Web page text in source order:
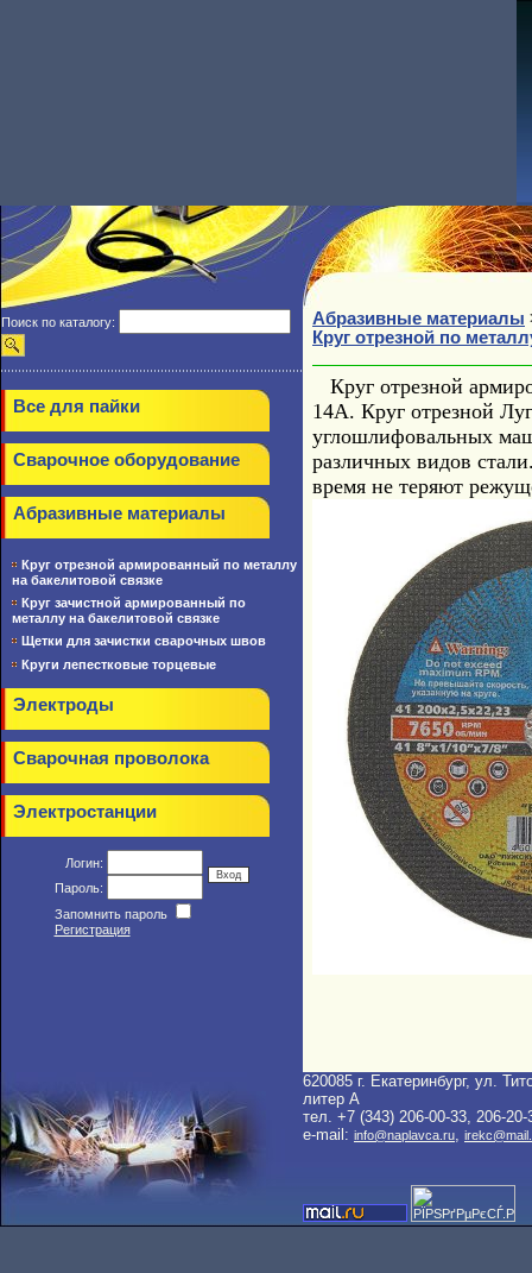
Поиск по каталогу:
Все для пайки
Сварочное оборудование
Абразивные материалы
Круг отрезной армированный по металлу
на бакелитовой связке
Круг зачистной армированный по
металлу на бакелитовой связке
Щетки для зачистки сварочных швов
Круги лепестковые торцевые
Электроды
Сварочная проволока
Электростанции
Логин:
Пароль:
Запомнить пароль
Регистрация
Абразивные материалы
Круг отрезной по
Круг отрезной
14А. Круг отрезной
углошлифовальных
различных видов
время не теряют
620085 г. Екатеринбург, ул.
литер A
тел. +7 (343) 206-00-33, 206-20-
e-mail: info@naplavca.ru,